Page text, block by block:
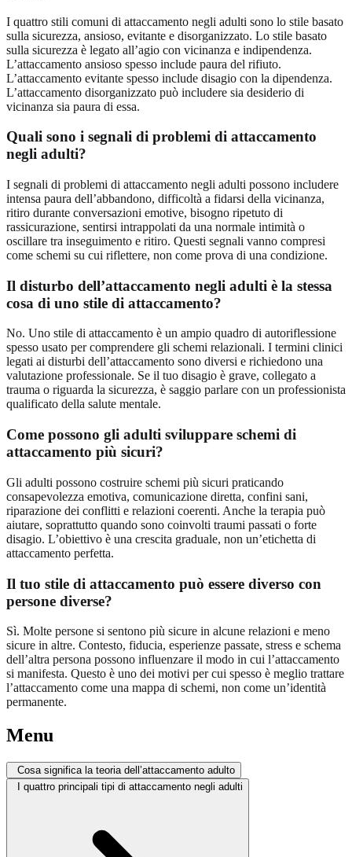
I quattro stili comuni di attaccamento negli adulti sono lo stile basato
sulla sicurezza, ansioso, evitante e disorganizzato. Lo stile basato
sulla sicurezza è legato all’agio con vicinanza e indipendenza.
L’attaccamento ansioso spesso include paura del rifiuto.
L’attaccamento evitante spesso include disagio con la dipendenza.
L’attaccamento disorganizzato può includere sia desiderio di
vicinanza sia paura di essa.
Quali sono i segnali di problemi di attaccamento
negli adulti?
I segnali di problemi di attaccamento negli adulti possono includere
intensa paura dell’abbandono, difficoltà a fidarsi della vicinanza,
ritiro durante conversazioni emotive, bisogno ripetuto di
rassicurazione, sentirsi intrappolati da una normale intimità o
oscillare tra inseguimento e ritiro. Questi segnali vanno compresi
come schemi su cui riflettere, non come prova di una condizione.
Il disturbo dell’attaccamento negli adulti è la stessa
cosa di uno stile di attaccamento?
No. Uno stile di attaccamento è un ampio quadro di autoriflessione
spesso usato per comprendere gli schemi relazionali. I termini clinici
legati ai disturbi dell’attaccamento sono diversi e richiedono una
valutazione professionale. Se il tuo disagio è grave, collegato a
trauma o riguarda la sicurezza, è saggio parlare con un professionista
qualificato della salute mentale.
Come possono gli adulti sviluppare schemi di
attaccamento più sicuri?
Gli adulti possono costruire schemi più sicuri praticando
consapevolezza emotiva, comunicazione diretta, confini sani,
riparazione dei conflitti e relazioni coerenti. Anche la terapia può
aiutare, soprattutto quando sono coinvolti traumi passati o forte
disagio. L’obiettivo è una crescita graduale, non un’etichetta di
attaccamento perfetta.
Il tuo stile di attaccamento può essere diverso con
persone diverse?
Sì. Molte persone si sentono più sicure in alcune relazioni e meno
sicure in altre. Contesto, fiducia, esperienze passate, stress e schema
dell’altra persona possono influenzare il modo in cui l’attaccamento
si manifesta. Questo è uno dei motivi per cui spesso è meglio trattare
l’attaccamento come una mappa di schemi, non come un’identità
permanente.
Menu
Cosa significa la teoria dell’attaccamento adulto
I quattro principali tipi di attaccamento negli adulti